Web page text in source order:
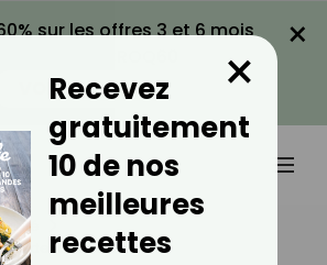
sur les offres 3 et 6 mois
VOIR LA PROMO
×
Ses Pieds ?
Recevez
gratuitement
10 de nos
meilleures
recettes
×